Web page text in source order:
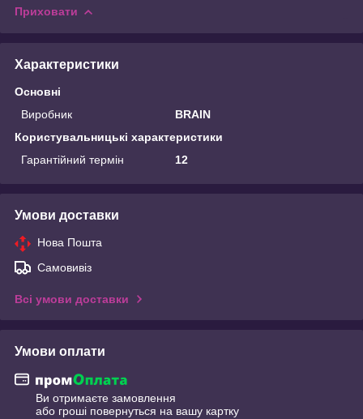
Приховати
Характеристики
Основні
Виробник
BRAIN
Користувальницькі характеристики
Гарантійний термін
12
Умови доставки
Нова Пошта
Самовивіз
Всі умови доставки
Умови оплати
Ви отримаєте замовлення
або гроші повернуться на вашу картку